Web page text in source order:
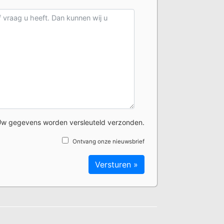
gegevens worden versleuteld verzonden.
Ontvang onze nieuwsbrief